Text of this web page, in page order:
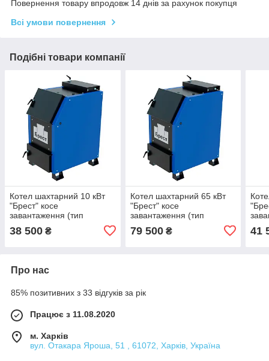
Повернення товару впродовж 14 днів за рахунок покупця
Всі умови повернення
Подібні товари компанії
Котел шахтарний 10 кВт
"Брест" косе
завантаження (тип
38 500 ₴
Котел шахтарний 65 кВт
"Брест" косе
завантаження (тип
79 500₴ 41
Про нас
85% позитивних з 33 відгуків за рік
Працює з 11.08.2020
м. Харків
вул. Отакара Яроша, 51 , 61072, Харків, Україна